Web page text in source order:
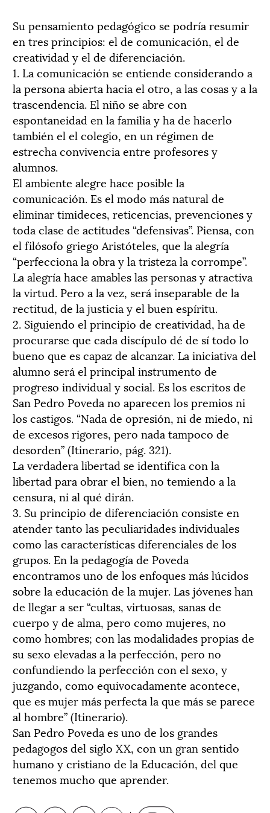
Su pensamiento pedagógico se podría resumir
en tres principios: el de comunicación, el de
creatividad y el de diferenciación.
1. La comunicación se entiende considerando a
la persona abierta hacia el otro, a las cosas y a la
trascendencia. El niño se abre con
espontaneidad en la familia y ha de hacerlo
también el el colegio, en un régimen de
estrecha convivencia entre profesores y
alumnos.
El ambiente alegre hace posible la
comunicación. Es el modo más natural de
eliminar timideces, reticencias, prevenciones y
toda clase de actitudes “defensivas”. Piensa, con
el filósofo griego Aristóteles, que la alegría
“perfecciona la obra y la tristeza la corrompe”.
La alegría hace amables las personas y atractiva
la virtud. Pero a la vez, será inseparable de la
rectitud, de la justicia y el buen espíritu.
2. Siguiendo el principio de creatividad, ha de
procurarse que cada discípulo dé de sí todo lo
bueno que es capaz de alcanzar. La iniciativa del
alumno será el principal instrumento de
progreso individual y social. Es los escritos de
San Pedro Poveda no aparecen los premios ni
los castigos. “Nada de opresión, ni de miedo, ni
de excesos rigores, pero nada tampoco de
desorden” (Itinerario, pág. 321).
La verdadera libertad se identifica con la
libertad para obrar el bien, no temiendo a la
censura, ni al qué dirán.
3. Su principio de diferenciación consiste en
atender tanto las peculiaridades individuales
como las características diferenciales de los
grupos. En la pedagogía de Poveda
encontramos uno de los enfoques más lúcidos
sobre la educación de la mujer. Las jóvenes han
de llegar a ser “cultas, virtuosas, sanas de
cuerpo y de alma, pero como mujeres, no
como hombres; con las modalidades propias de
su sexo elevadas a la perfección, pero no
confundiendo la perfección con el sexo, y
juzgando, como equivocadamente acontece,
que es mujer más perfecta la que más se parece
al hombre” (Itinerario).
San Pedro Poveda es uno de los grandes
pedagogos del siglo XX, con un gran sentido
humano y cristiano de la Educación, del que
tenemos mucho que aprender.